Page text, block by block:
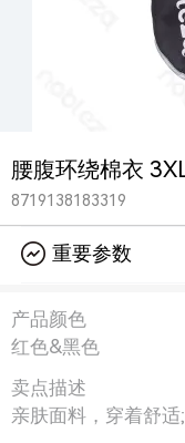
腰腹环绕棉衣
8719138183319
重要参数
产品颜色
红色&黑色
卖点描述
亲肤面料，穿着舒